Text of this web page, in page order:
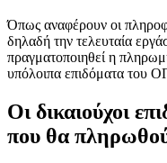
Όπως αναφέρουν οι
δηλαδή την τελευταία
πραγματοποιηθεί η
υπόλοιπα επιδόματα του
Οι δικαιούχοι
που θα